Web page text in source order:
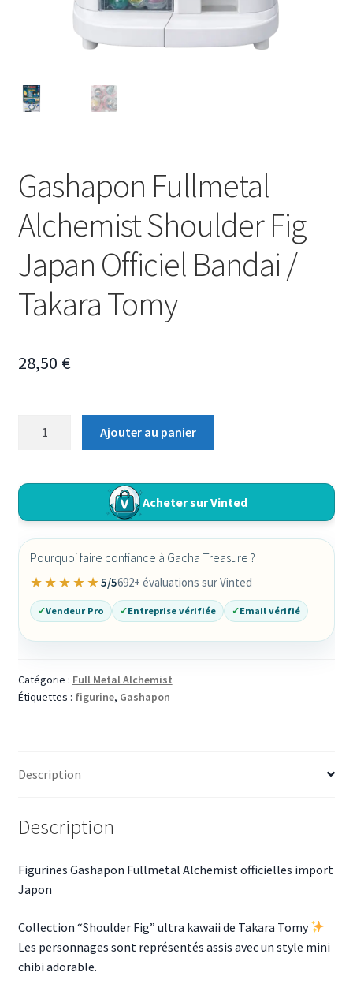
Gashapon Fullmetal
Alchemist Shoulder Fig
Japan Officiel Bandai /
Takara Tomy
28,50 €
Fullmetal
Shoulder
Fig
Japan
Officiel
Bandai
Takara
Ajouter au panier
Acheter sur Vinted
Pourquoi faire confiance à Gacha Treasure ?
★★★★★5/5692+ évaluations sur Vinted
✓Vendeur Pro ✓Entreprise vérifiée ✓Email vérifié
Catégorie : Full Metal Alchemist
Étiquettes : figurine, Gashapon
Description
Description
Figurines Gashapon Fullmetal Alchemist officielles import
Japon
Collection “Shoulder Fig” ultra kawaii de Takara Tomy
Les personnages sont représentés assis avec un style mini
chibi adorable.